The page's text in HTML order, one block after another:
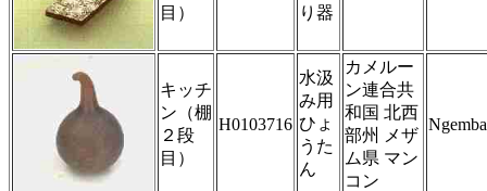
目）
り器
キッチ
ン（棚
２段
目）
H0103716
水汲
み用
ひょ
うた
ん
カメルー
ン連合共
和国 北西
部州 メザ
ム県 マン
コン
Ngemba